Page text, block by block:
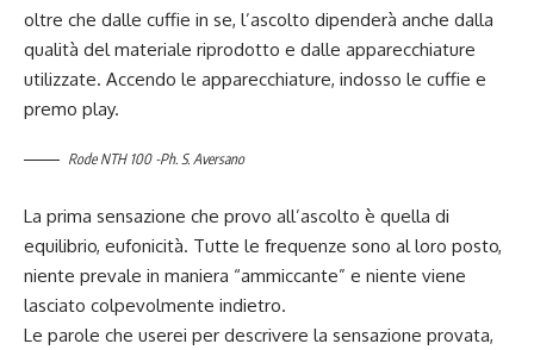
oltre che dalle cuffie in se, l’ascolto dipenderà anche dalla
qualità del materiale riprodotto e dalle apparecchiature
utilizzate. Accendo le apparecchiature, indosso le cuffie e
premo play.
Rode NTH 100 -Ph. S. Aversano
La prima sensazione che provo all’ascolto è quella di
equilibrio, eufonicità. Tutte le frequenze sono al loro posto,
niente prevale in maniera “ammiccante” e niente viene
lasciato colpevolmente indietro.
Le parole che userei per descrivere la sensazione provata,